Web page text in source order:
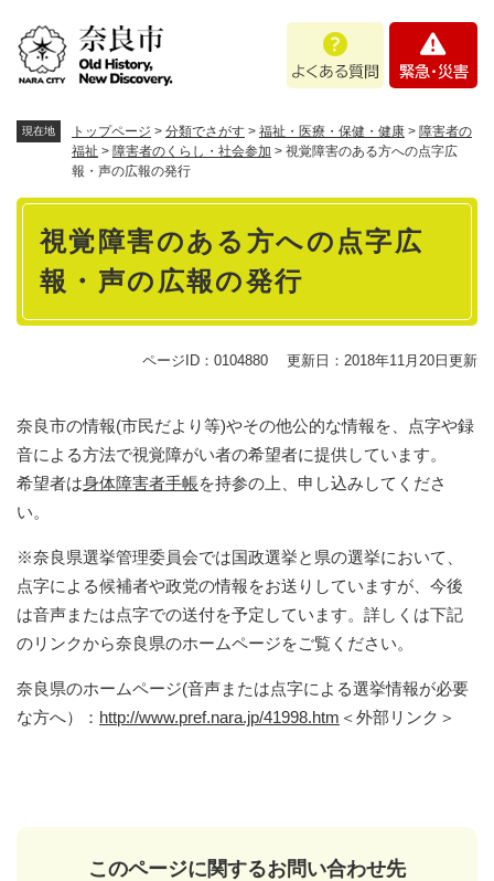
あ
問
・
現在地 トップページ > 分類でさがす > 福祉・医療・保健・健康 > 障害者の
福祉 > 障害者のくらし・社会参加 > 視覚障害のある方への点字広
報・声の広報の発行
本
視覚障害のある方への点字広
報・声の広報の発行
ページID：0104880 更新日：2018年11月20日更新
奈良市の情報(市民だより等)やその他公的な情報を、点字や録
音による方法で視覚障がい者の希望者に提供しています。
希望者は身体障害者手帳を持参の上、申し込みしてくださ
い。
※奈良県選挙管理委員会では国政選挙と県の選挙において、
点字による候補者や政党の情報をお送りしていますが、今後
は音声または点字での送付を予定しています。詳しくは下記
のリンクから奈良県のホームページをご覧ください。
奈良県のホームページ(音声または点字による選挙情報が必要
な方へ）： http://www.pref.nara.jp/41998.htm ＜外部リンク＞
このページに関するお問い合わせ先